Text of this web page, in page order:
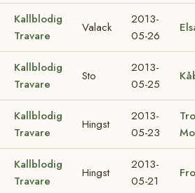
Kallblodig
Travare
Valack
2013-
05-26
Kallblodig
Travare
Sto
2013-
05-25
Kallblodig
Travare
Hingst
2013-
05-23
Kallblodig
Travare
Hingst
2013-
05-21